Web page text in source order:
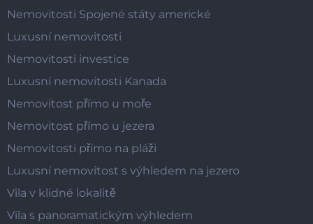
Nemovitosti Spojené státy americké
Luxusní nemovitosti
Nemovitosti investice
Luxusní nemovitosti Kanada
Nemovitost přímo u moře
Nemovitost přímo u jezera
Nemovitosti přímo na pláži
Luxusní nemovitost s výhledem na jezero
Vila v klidné lokalitě
Vila s panoramatickým výhledem